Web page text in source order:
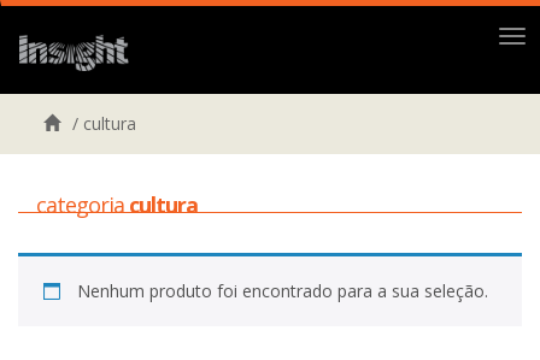
/ cultura
categoriacultura
Nenhum produto foi encontrado para a sua seleção.